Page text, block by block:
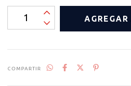
COMPARTIR